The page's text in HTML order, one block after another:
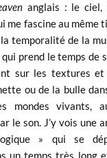
anglais : le ciel,
me fascine au même
temporalité de la
prend le temps de
sur les textures
ou de la bulle
mondes vivants,
le son. J’y vois une
» qui se
un temps très long